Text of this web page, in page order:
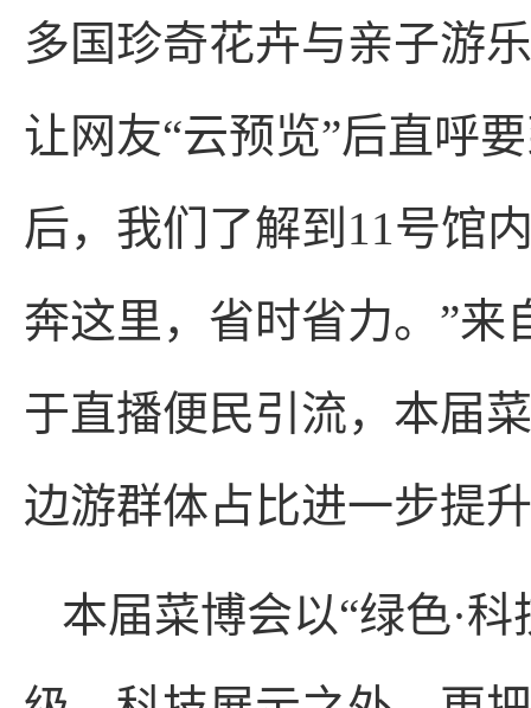
多国珍奇花卉与亲子游
让网友“云预览”后直呼
后，我们了解到11号馆
奔这里，省时省力。”来
于直播便民引流，本届
边游群体占比进一步提
本届菜博会以“绿色·